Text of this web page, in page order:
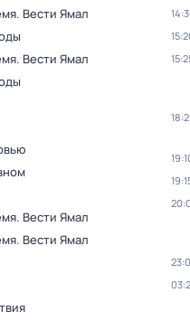
Вести Ямал
Вести Ямал
Вести Ямал
Вести Ямал